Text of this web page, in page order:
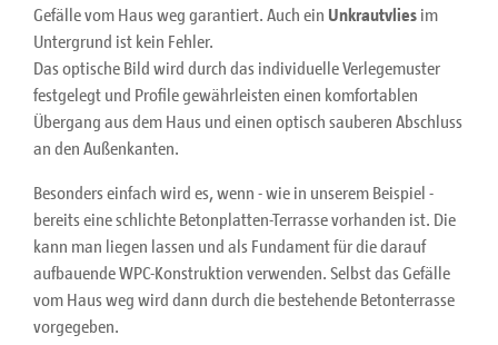
Gefälle vom Haus weg garantiert. Auch ein Unkrautvlies im
Untergrund ist kein Fehler.
Das optische Bild wird durch das individuelle Verlegemuster
festgelegt und Profile gewährleisten einen komfortablen
Übergang aus dem Haus und einen optisch sauberen Abschluss
an den Außenkanten.
Besonders einfach wird es, wenn - wie in unserem Beispiel -
bereits eine schlichte Betonplatten-Terrasse vorhanden ist. Die
kann man liegen lassen und als Fundament für die darauf
aufbauende WPC-Konstruktion verwenden. Selbst das Gefälle
vom Haus weg wird dann durch die bestehende Betonterrasse
vorgegeben.